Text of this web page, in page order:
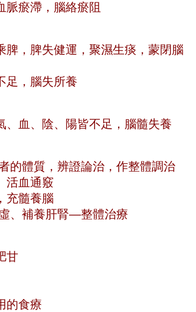
脈瘀滯，腦絡瘀阻
脾，脾失健運，聚濕生痰，蒙閉腦
足，腦失所養
、血、陰、陽皆不足，腦髓失養
的體質，辨證論治，作整體調治
活血通竅
充髓養腦
、補養肝腎—整體治療
甘
的食療